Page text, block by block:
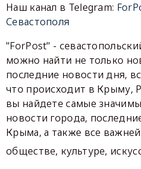
Наш канал в Telegram:
Севастополя
"ForPost" -
можно найти не только
последние новости дня,
что происходит в Крыму,
вы найдете самые
новости города,
Крыма, а также все
обществе, культуре,